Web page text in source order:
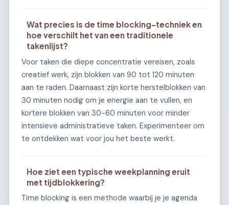
Wat precies is de time blocking-techniek en
hoe verschilt het van een traditionele
takenlijst?
Voor taken die diepe concentratie vereisen, zoals
creatief werk, zijn blokken van 90 tot 120 minuten
aan te raden. Daarnaast zijn korte herstelblokken van
30 minuten nodig om je energie aan te vullen, en
kortere blokken van 30-60 minuten voor minder
intensieve administratieve taken. Experimenteer om
te ontdekken wat voor jou het beste werkt.
Hoe ziet een typische weekplanning eruit
met tijdblokkering?
Time blocking is een methode waarbij je je agenda